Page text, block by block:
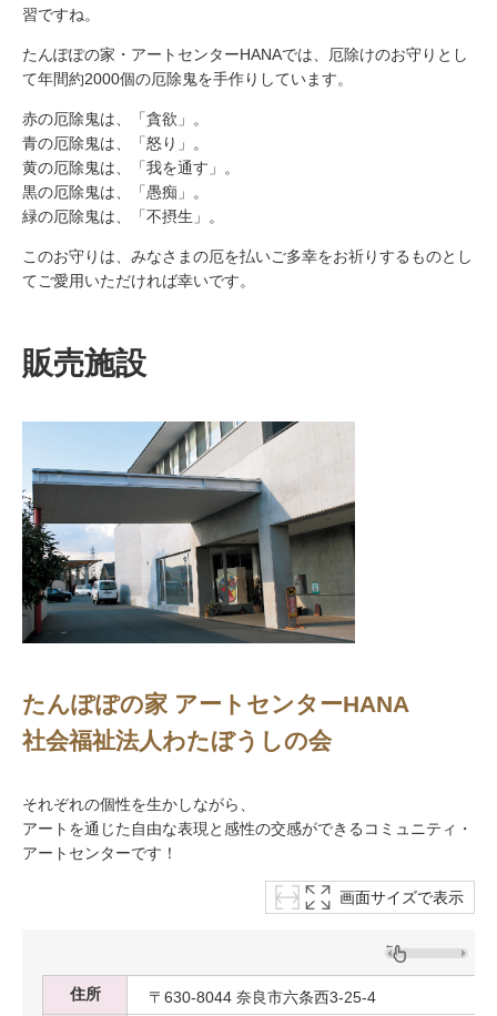
習ですね。
たんぽぽの家・アートセンターHANAでは、厄除けのお守りとし
て年間約2000個の厄除鬼を手作りしています。
赤の厄除鬼は、「貪欲」。
青の厄除鬼は、「怒り」。
黄の厄除鬼は、「我を通す」。
黒の厄除鬼は、「愚痴」。
緑の厄除鬼は、「不摂生」。
このお守りは、みなさまの厄を払いご多幸をお祈りするものとし
てご愛用いただければ幸いです。
販売施設
たんぽぽの家 アートセンターHANA
社会福祉法人わたぼうしの会
それぞれの個性を生かしながら、
アートを通じた自由な表現と感性の交感ができるコミュニティ・
アートセンターです！
画面サイズで表示
住所
〒630-8044 奈良市六条西3-25-4